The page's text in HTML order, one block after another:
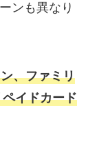
ンも異なり
、ファミリ
イドカード